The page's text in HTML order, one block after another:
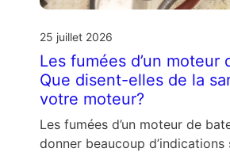
25 juillet 2026
Les fumées d’un moteur
Que disent-elles de la
votre moteur?
Les fumées d’un moteur de
donner beaucoup d’indications